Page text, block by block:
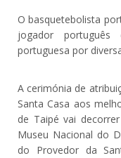
O basquetebolista
jogador
portuguesa por
A cerimónia de
Santa Casa aos
de Taipé vai
Museu Nacional do
do Provedor da